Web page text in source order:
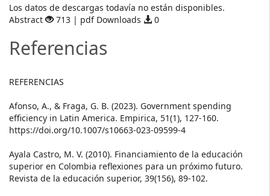
Los datos de descargas todavía no están disponibles.
Abstract
713 | pdf Downloads 0
Referencias
REFERENCIAS
Afonso, A., & Fraga, G. B. (2023). Government spending
efficiency in Latin America. Empirica, 51(1), 127-160.
https://doi.org/10.1007/s10663-023-09599-4
Ayala Castro, M. V. (2010). Financiamiento de la educación
superior en Colombia reflexiones para un próximo futuro.
Revista de la educación superior, 39(156), 89-102.